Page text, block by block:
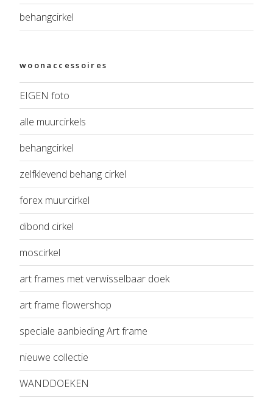
behangcirkel
woonaccessoires
EIGEN foto
alle muurcirkels
behangcirkel
zelfklevend behang cirkel
forex muurcirkel
dibond cirkel
moscirkel
art frames met verwisselbaar doek
art frame flowershop
speciale aanbieding Art frame
nieuwe collectie
WANDDOEKEN